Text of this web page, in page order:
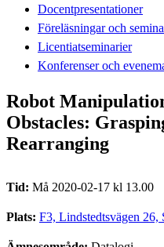
Docentpresentationer
Föreläsningar och
Licentiatseminarier
Konferenser och
Robot
Obstacles:
Rearranging
Tid: Må 2020-02-17 kl 13.00
Plats: F3, Lindstedtsvägen